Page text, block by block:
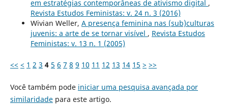
em estratégias contemporâneas de ativismo digital ,
Revista Estudos Feministas: v. 24 n. 3 (2016)
Wivian Weller, A presença feminina nas (sub)culturas
juvenis: a arte de se tornar visível , Revista Estudos
Feministas: v. 13 n. 1 (2005)
<< < 1 2 3 4 5 6 7 8 9 10 11 12 13 14 15 > >>
Você também pode iniciar uma pesquisa avançada por
similaridadepara este artigo.